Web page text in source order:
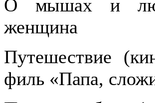
О мышах и
женщина
Путешествие
филь «Папа,